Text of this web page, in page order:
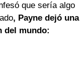
que sería algo
, Payne dejó una
del mundo: